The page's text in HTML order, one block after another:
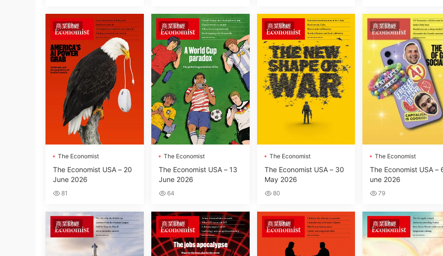
商業财經
The Economist
The Economist USA – 20
June 2026
81
商業财經
The Economist
The Economist USA – 13
June 2026
64
商業财經
The Economist
The Economist USA – 30
May 2026
80
商業财經
The Economist
The Economist USA –
une 2026
79
商業财經 商業财經 商業财經 商業财經